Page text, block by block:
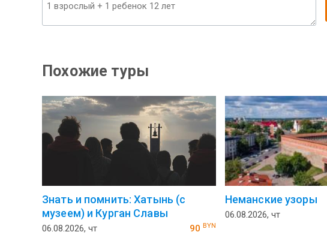
Похожие туры
Знать и помнить: Хатынь (с
музеем) и Курган Славы
06.08.2026, чт 90 BYN
Неманские узоры
06.08.2026, чт